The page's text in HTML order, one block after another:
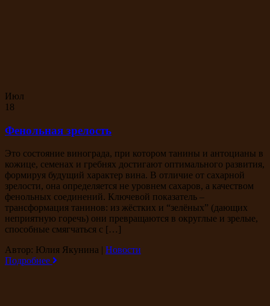
Июл
18
Фенольная зрелость
Это состояние винограда, при котором танины и антоцианы в
кожице, семенах и гребнях достигают оптимального развития,
формируя будущий характер вина. В отличие от сахарной
зрелости, она определяется не уровнем сахаров, а качеством
фенольных соединений. Ключевой показатель –
трансформация танинов: из жёстких и “зелёных” (дающих
неприятную горечь) они превращаются в округлые и зрелые,
способные смягчаться с […]
Автор: Юлия Якунина | Новости
Подробнее